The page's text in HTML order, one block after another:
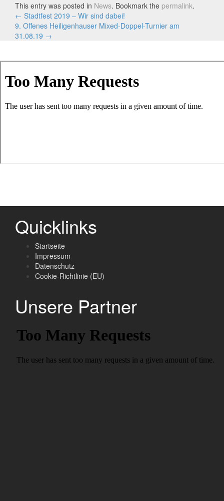
This entry was posted in News. Bookmark the permalink.
Artikel-
Navigation
← Stadtfest 2019 – Wir sind dabei!
9. Offenes Heiligenhauser Mixed-Doppel-Turnier am
31.08.19 →
Quicklinks
Startseite
Impressum
Datenschutz
Cookie-Richtlinie (EU)
Unsere Partner